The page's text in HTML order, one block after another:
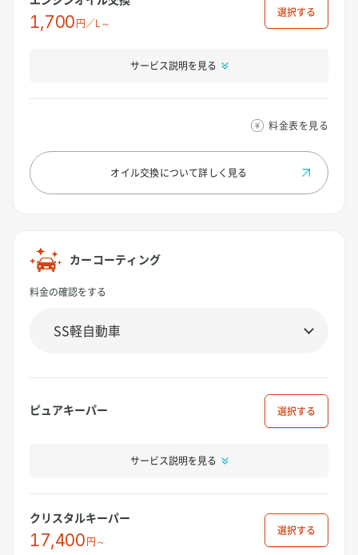
1,700円／L～
選択
サービス説明を見る
料金表を見る
オイル交換について詳しく見る
カーコーティング
料金の確認をする
ピュアキーパー 選択
サービス説明を見る
クリスタルキーパー
17,400円～
選択